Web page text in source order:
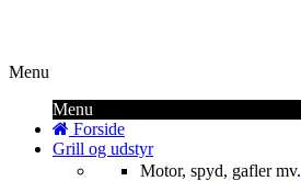
Menu
Menu
Forside
Grill og udstyr
Motor, spyd, gafler mv.